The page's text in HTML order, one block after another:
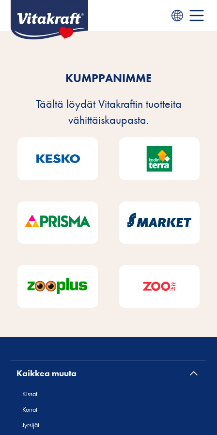
KUMPPANIMME
Täältä löydät Vitakraftin tuotteita
vähittäiskaupasta.
Kaikkea muuta
Kissat
Koirat
Jyrsijät